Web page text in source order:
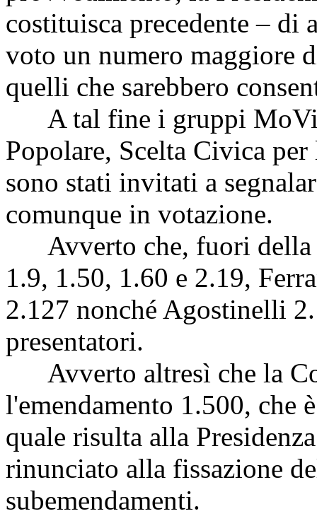
costituisca precedente – di
voto un numero maggiore
quelli che sarebbero
A tal fine i gruppi
Popolare, Scelta Civica
sono stati invitati a
comunque in votazione.
Avverto che, fuori della
1.9, 1.50, 1.60 e 2.19,
2.127 nonché Agostinelli
presentatori.
Avverto altresì che la
l'emendamento 1.500, che
quale risulta alla
rinunciato alla fissazione
subemendamenti.